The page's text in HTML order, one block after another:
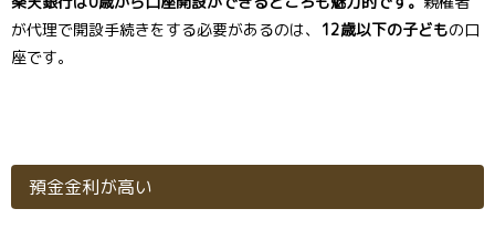
が代理で開設手続きをする必要があるのは、
12歳以下の子どもの口
座です。
預金金利が高い